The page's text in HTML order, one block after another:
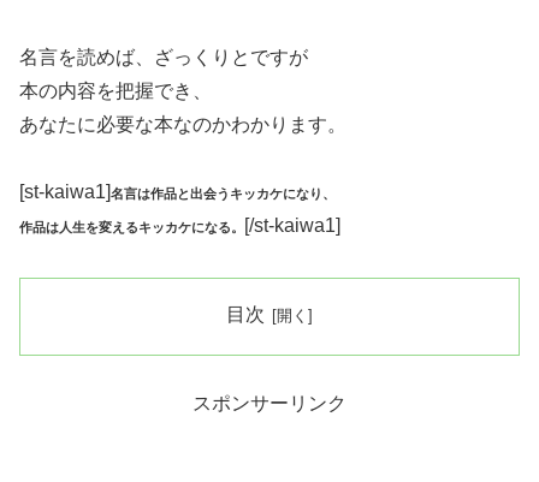
名言を読めば、ざっくりとですが
本の内容を把握でき、
あなたに必要な本なのかわかります。
[st-kaiwa1]名言は作品と出会うキッカケになり、
作品は人生を変えるキッカケになる。 [/st-kaiwa1]
目次
スポンサーリンク